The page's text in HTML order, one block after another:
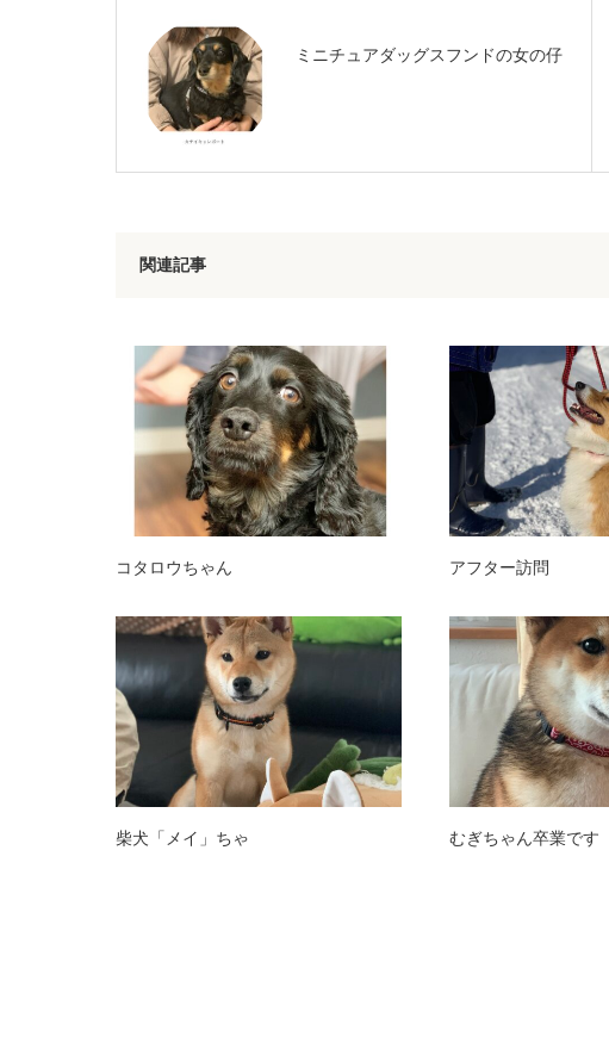
ミニチュアダッグスフンドの女の仔
関連記事
コタロウちゃん アフター訪問
柴犬「メイ」ちゃ むぎちゃん卒業です